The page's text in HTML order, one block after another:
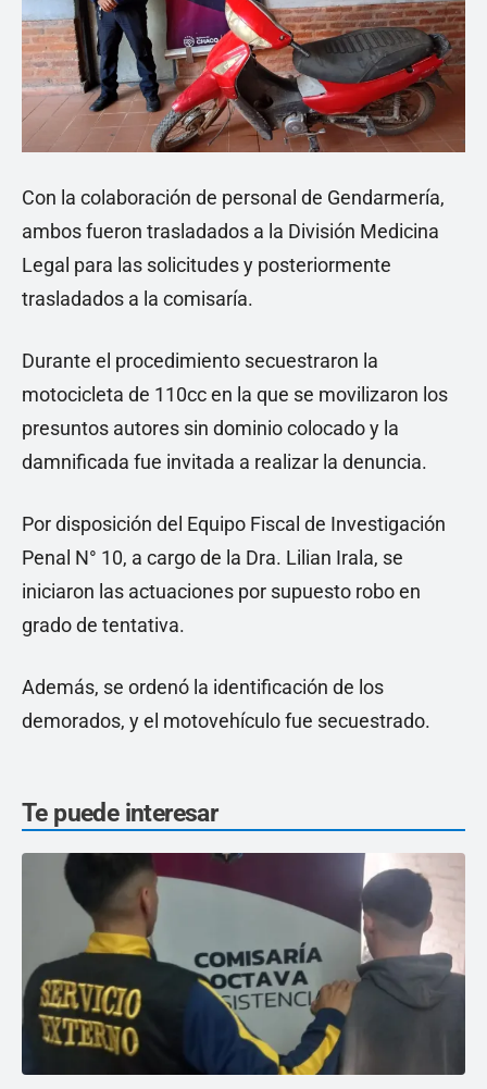
Con la colaboración de personal de Gendarmería,
ambos fueron trasladados a la División Medicina
Legal para las solicitudes y posteriormente
trasladados a la comisaría.
Durante el procedimiento secuestraron la
motocicleta de 110cc en la que se movilizaron los
presuntos autores sin dominio colocado y la
damnificada fue invitada a realizar la denuncia.
Por disposición del Equipo Fiscal de Investigación
Penal N° 10, a cargo de la Dra. Lilian Irala, se
iniciaron las actuaciones por supuesto robo en
grado de tentativa.
Además, se ordenó la identificación de los
demorados, y el motovehículo fue secuestrado.
Te puede interesar